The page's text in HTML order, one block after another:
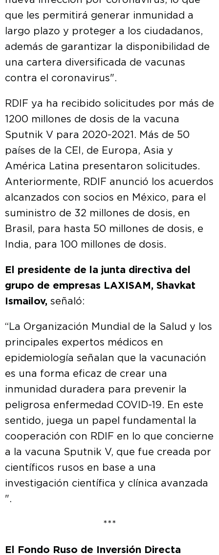
que les permitirá generar inmunidad a
largo plazo y proteger a los ciudadanos,
además de garantizar la disponibilidad de
una cartera diversificada de vacunas
contra el coronavirus".
RDIF ya ha recibido solicitudes por más de
1200 millones de dosis de la vacuna
Sputnik V para 2020-2021. Más de 50
países de la CEI, de Europa, Asia y
América Latina presentaron solicitudes.
Anteriormente, RDIF anunció los acuerdos
alcanzados con socios en México, para el
suministro de 32 millones de dosis, en
Brasil, para hasta 50 millones de dosis, e
India, para 100 millones de dosis.
El presidente de la junta directiva del
grupo de empresas LAXISAM, Shavkat
Ismailov, señaló:
“La Organización Mundial de la Salud y los
principales expertos médicos en
epidemiología señalan que la vacunación
es una forma eficaz de crear una
inmunidad duradera para prevenir la
peligrosa enfermedad COVID-19. En este
sentido, juega un papel fundamental la
cooperación con RDIF en lo que concierne
a la vacuna Sputnik V, que fue creada por
científicos rusos en base a una
investigación científica y clínica avanzada
".
***
El Fondo Ruso de Inversión Directa